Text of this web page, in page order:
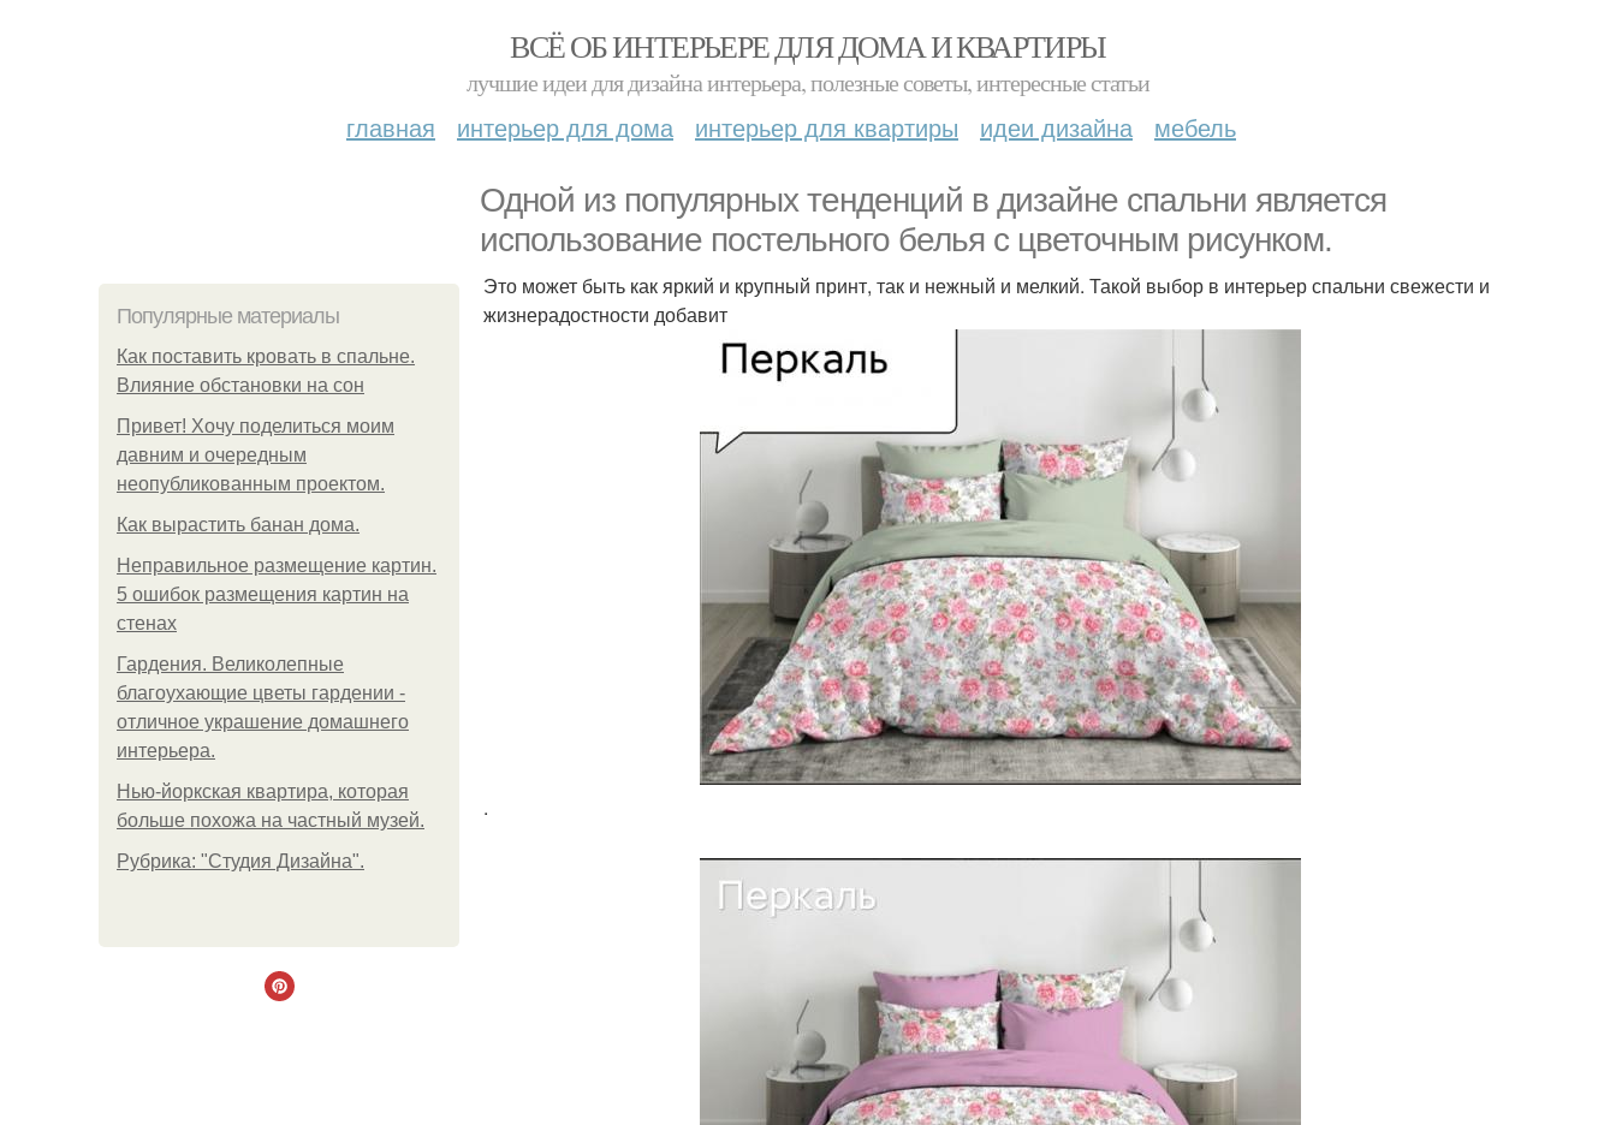
ВСЁ ОБ ИНТЕРЬЕРЕ ДЛЯ ДОМА И КВАРТИРЫ
лучшие идеи для дизайна интерьера, полезные советы, интересные статьи
главная интерьер для дома интерьер для квартиры идеи дизайна мебель
Одной из популярных тенденций в дизайне спальни является
использование постельного белья с цветочным рисунком.
Популярные материалы
Как поставить кровать в спальне.
Влияние обстановки на сон
Привет! Хочу поделиться моим
давним и очередным
неопубликованным проектом.
Как вырастить банан дома.
Неправильное размещение картин.
5 ошибок размещения картин на
стенах
Гардения. Великолепные
благоухающие цветы гардении -
отличное украшение домашнего
интерьера.
Нью-йоркская квартира, которая
больше похожа на частный музей.
Рубрика: "Студия Дизайна".
Это может быть как яркий и крупный принт, так и нежный и мелкий. Такой выбор в интерьер спальни свежести и
жизнерадостности добавит
.